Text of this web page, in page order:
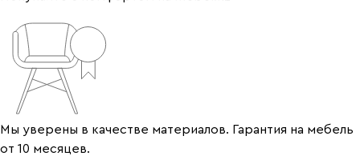
Мы уверены в качестве материалов. Гарантия на мебель
от 10 месяцев.